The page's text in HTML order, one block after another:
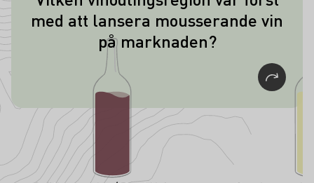
med att lansera mousserande vin
på marknaden?
Rheinhessen lanserade de första
mousserande vinerna i Tyskland för
över 25 år sedan.